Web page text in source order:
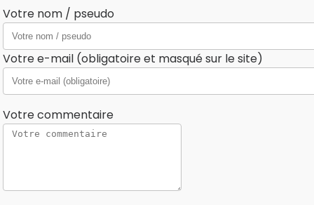
Votre nom / pseudo
Votre e-mail (obligatoire et masqué sur le site)
Votre commentaire